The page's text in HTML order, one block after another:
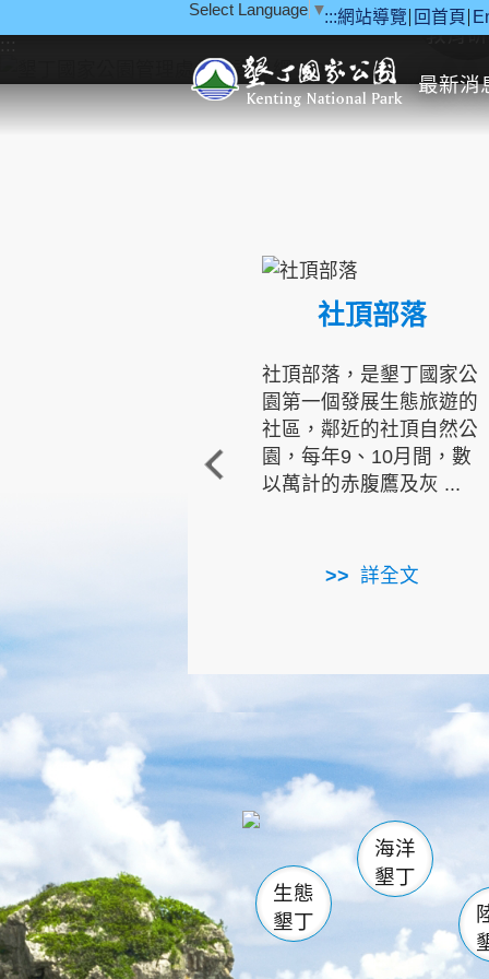
:::網站導覽 回首頁
Select Language ▼
最新消
::: 教育
社頂部落
社頂部落，是墾丁國家公
園第一個發展生態旅遊的
社區，鄰近的社頂自然公
園，每年9、10月間，數
以萬計的赤腹鷹及灰 ...
詳全文
龜山 海生館
恆春
龍鑾潭自
瓊麻館
關山
白砂
生態
墾丁
海洋
墾丁